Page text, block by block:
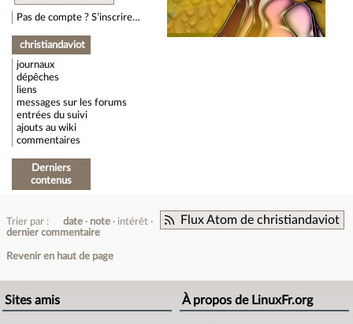
Pas de compte ? S’inscrire…
christiandaviot
journaux
dépêches
liens
messages sur les forums
entrées du suivi
ajouts au wiki
commentaires
Derniers
contenus
Flux Atom de christiandaviot
Trier par : date note
intérêt
dernier commentaire
Revenir en haut de page
Sites amis À propos de LinuxFr.org